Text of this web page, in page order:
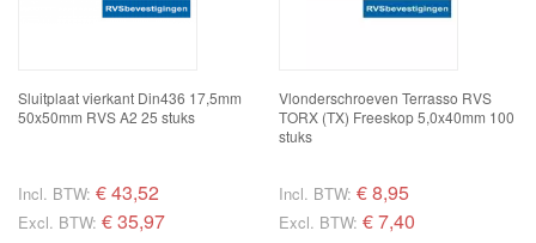
Sluitplaat vierkant Din436 17,5mm
50x50mm RVS A2 25 stuks
Incl. BTW: €43,52
Excl. BTW: € 35,97
Vlonderschroeven Terrasso RVS
TORX (TX) Freeskop 5,0x40mm 100
stuks
Incl. BTW: €8,95
Excl. BTW: € 7,40